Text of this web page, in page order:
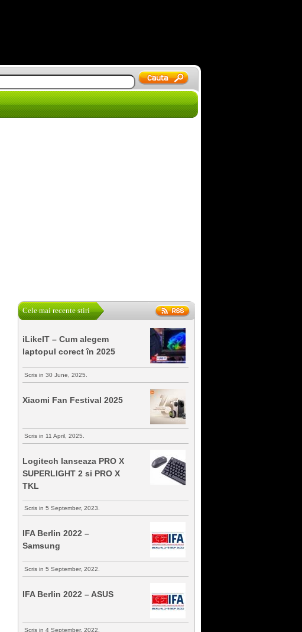
Cele mai recente stiri
iLikeIT – Cum alegem
laptopul corect în 2025
Scris in 30 June, 2025.
Xiaomi Fan Festival 2025
Scris in 11 April, 2025.
Logitech lanseaza PRO X
SUPERLIGHT 2 si PRO X
TKL
Scris in 5 September, 2023.
IFA Berlin 2022 –
Samsung
Scris in 5 September, 2022.
IFA Berlin 2022 – ASUS
Scris in 4 September, 2022.